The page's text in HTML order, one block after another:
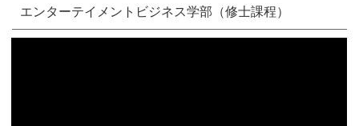
エンターテイメントビジネス学部（修士課程）